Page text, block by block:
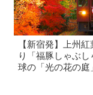
【新宿発】上州
り「福豚しゃぶ
球の「光の花の庭